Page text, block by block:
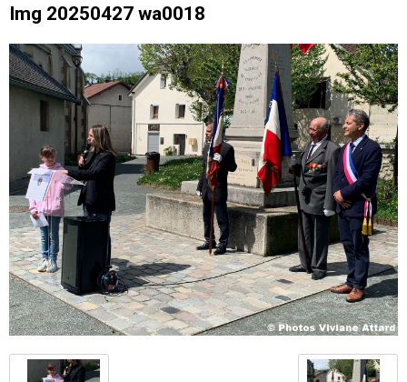
Img 20250427 wa0018